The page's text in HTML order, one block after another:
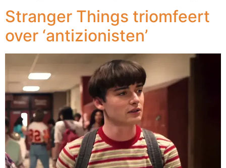
Stranger Things triomfeert
over ‘antizionisten’